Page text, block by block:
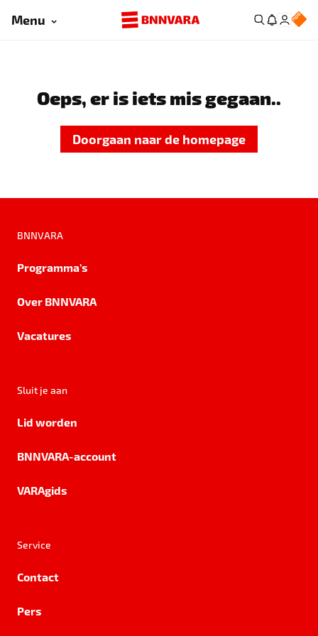
Menu
Oeps, er is iets mis gegaan..
Doorgaan naar de homepage
BNNVARA
Programma's
Over BNNVARA
Vacatures
Sluit je aan
Lid worden
BNNVARA-account
VARAgids
Service
Contact
Pers